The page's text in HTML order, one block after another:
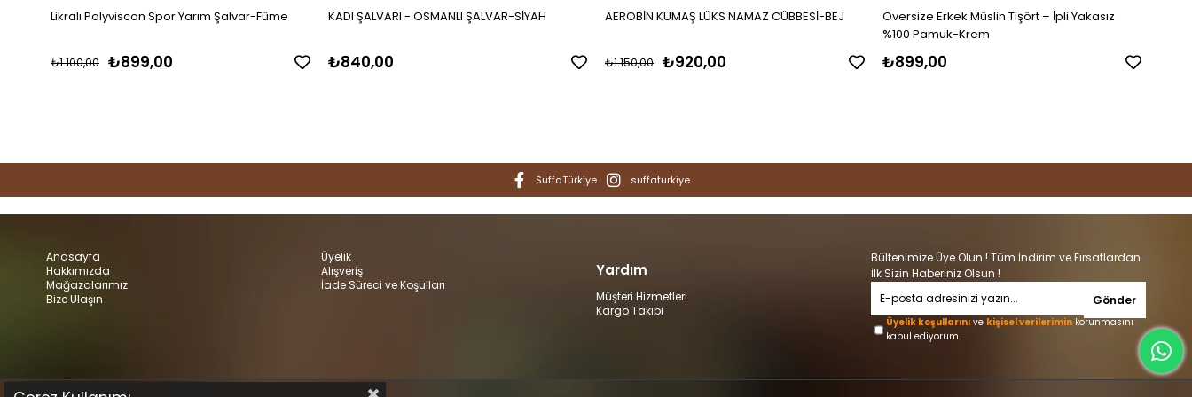
Likralı Polyviscon Spor Yarım Şalvar-Füme
₺899,00
₺1.100,00
KADI ŞALVARI - OSMANLI ŞALVAR-SİYAH
₺840,00
AEROBİN KUMAŞ LÜKS NAMAZ CÜBBESİ-BEJ
₺920,00
₺1.150,00
Oversize Erkek Müslin Tişört – İpli Yakasız
%100 Pamuk-Krem
₺899,00
SuffaTürkiye suffaturkiye
Anasayfa
Hakkımızda
Mağazalarımız
Bize Ulaşın
Üyelik
Alışveriş
İade Süreci ve Koşulları
Yardım
Müşteri Hizmetleri
Kargo Takibi
Bültenimize Üye Olun ! Tüm İndirim ve Fırsatlardan
İlk Sizin Haberiniz Olsun !
Gönder
Üyelik koşullarını ve kişisel verilerimin korunmasını
kabul ediyorum.